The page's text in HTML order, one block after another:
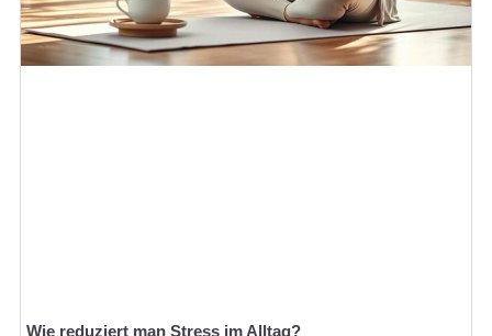
Wie reduziert man Stress im Alltag?